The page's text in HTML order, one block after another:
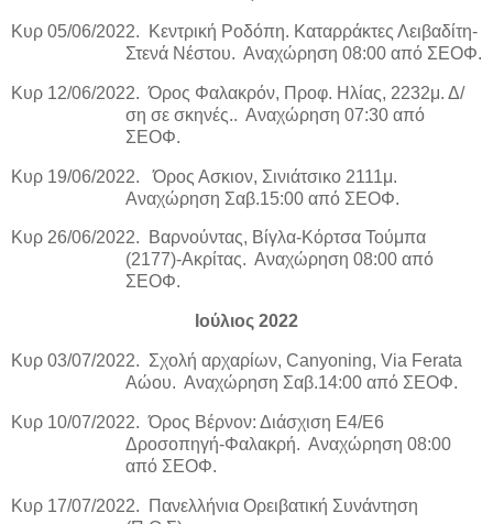
Κυρ 05/06/2022.
Κεντρική Ροδόπη. Καταρράκτες Λειβαδίτη-
Στενά Νέστου. Αναχώρηση 08:00 από ΣΕΟΦ.
Κυρ 12/06/2022. Όρος Φαλακρόν, Προφ. Ηλίας, 2232μ. Δ/
ση σε σκηνές.. Αναχώρηση 07:30 από
ΣΕΟΦ.
Κυρ 19/06/2022.
Όρος Ασκιον, Σινιάτσικο 2111μ.
Αναχώρηση Σαβ.15:00 από ΣΕΟΦ.
Κυρ 26/06/2022.
Βαρνούντας, Βίγλα-Κόρτσα Τούμπα
(2177)-Ακρίτας. Αναχώρηση 08:00 από
ΣΕΟΦ.
Ιούλιος 2022
Κυρ 03/07/2022. Σχολή αρχαρίων, Canyoning, Via Ferata
Αώου. Αναχώρηση Σαβ.14:00 από ΣΕΟΦ.
Κυρ 10/07/2022. Όρος Βέρνον: Διάσχιση Ε4/Ε6
Δροσοπηγή-Φαλακρή. Αναχώρηση 08:00
από ΣΕΟΦ.
Κυρ 17/07/2022.
Πανελλήνια Ορειβατική Συνάντηση